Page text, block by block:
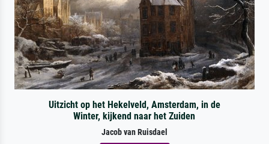
Uitzicht op het Hekelveld, Amsterdam, in de
Winter, kijkend naar het Zuiden
Jacob van Ruisdael